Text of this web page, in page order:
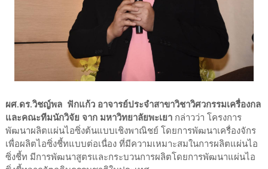
ผศ.ดร.วิชญ์พล ฟักแก้ว อาจารย์ประจำสาขาวิชาวิศวกรรมเครื่องกล
และคณะทีมนักวิจัย จาก มหาวิทยาลัยพะเยา กล่าวว่า โครงการ
พัฒนาผลิตแผ่นไอซิ่งต้นแบบเชิงพาณิชย์ โดยการพัฒนาเครื่องจักร
เพื่อผลิตไอซิ่งชี้ทแบบต่อเนื่อง ที่มีความเหมาะสมในการผลิตแผ่นไอ
ซิ่งชี้ท มีการพัฒนาสูตรและกระบวนการผลิตโดยการพัฒนาแผ่นไอ